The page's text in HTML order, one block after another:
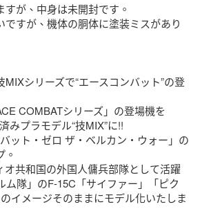
が、中身は未開封です。
ですが、機体の胴体に塗装ミスがあり
シリーズで“エースコンバット”の登
COMBATシリーズ」の登場機を
みプラモデル“技MIX”に!!
ット・ゼロ ザ・ベルカン・ウォー」の
オ共和国の外国人傭兵部隊として活躍
ム隊」のF-15C「サイファー」「ピク
イメージそのままにモデル化いたしま